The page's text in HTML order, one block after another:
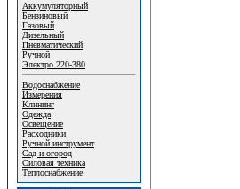
Аккумуляторный
Бензиновый
Газовый
Дизельный
Пневматический
Ручной
Электро 220-380
Водоснабжение
Измерения
Клининг
Одежда
Освещение
Расходники
Ручной инструмент
Сад и огород
Силовая техника
Теплоснабжение